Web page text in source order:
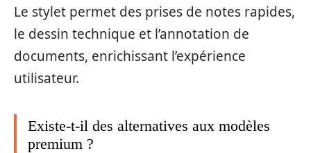
Le stylet permet des prises de notes rapides,
le dessin technique et l’annotation de
documents, enrichissant l’expérience
utilisateur.
Existe-t-il des alternatives aux modèles
premium ?